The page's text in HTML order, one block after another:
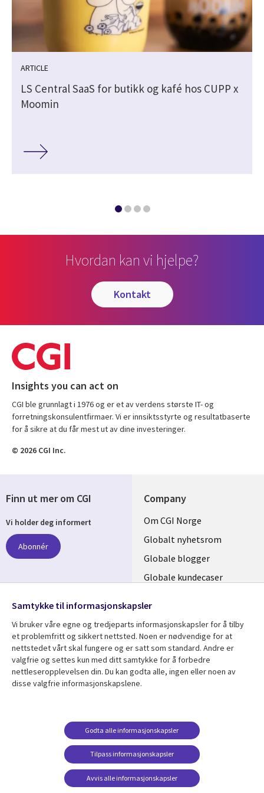
ARTICLE
LS Central SaaS for butikk og kafé hos CUPP x
Moomin
Hvordan kan vi hjelpe?
kontakt
Insights you can act on
CGI ble grunnlagt i 1976 og er et av verdens største IT- og
forretningskonsulentfirmaer. Vi er innsiktsstyrte og resultatbaserte
for å sikre at du får mest ut av dine investeringer.
© 2026 CGI Inc.
Company
Useful
links
NORWAY
Om CGI Norge
Globalt nyhetsrom
Globale blogger
Globale kundecaser
Resource center
NORWAY
Arrangementer
Support
NORWAY
Accessibility
Web privacy
Senter for
administrasjon av
Finn ut mer om CGI
Vi holder deg informert
Abonnér
følg oss
Social
Media
NORWAY
Samtykke til informasjonskapsler
Vi bruker våre egne og tredjeparts informasjonskapsler for å tilby
et problemfritt og sikkert nettsted. Noen er nødvendige for at
nettstedet vårt skal fungere og er satt som standard. Andre er
valgfrie og settes kun med ditt samtykke for å forbedre
nettleseropplevelsen din. Du kan godta alle, ingen eller noen av
disse valgfrie informasjonskapslene.
Tilpass informasjonskapsler
Godta alle informasjonskapsler
Avvis alle informasjonskapsler